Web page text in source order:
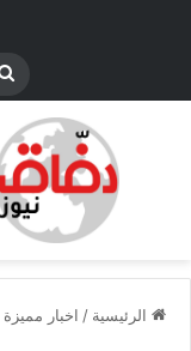
الرئيسية / اخبار مميزة